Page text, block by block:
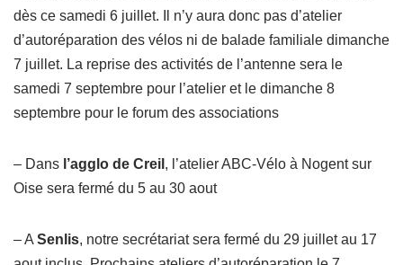
dès ce samedi 6 juillet. Il n’y aura donc pas d’atelier
d’autoréparation des vélos ni de balade familiale dimanche
7 juillet. La reprise des activités de l’antenne sera le
samedi 7 septembre pour l’atelier et le dimanche 8
septembre pour le forum des associations
– Dans l’agglo de Creil , l’atelier ABC-Vélo à Nogent sur
Oise sera fermé du 5 au 30 aout
– A Senlis, notre secrétariat sera fermé du 29 juillet au 17